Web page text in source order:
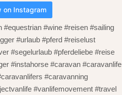
on Instagram
#equestrian #wine #reisen #sailing
#urlaub #pferd #reiselust
#segelurlaub #pferdeliebe #reise
#instahorse #caravan #caravanlife
#caravanning
#vanlifemovement #travel